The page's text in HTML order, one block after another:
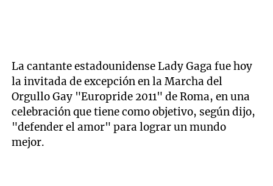
La cantante estadounidense Lady Gaga fue hoy
la invitada de excepción en la Marcha del
Orgullo Gay "Europride 2011" de Roma, en una
celebración que tiene como objetivo, según dijo,
"defender el amor" para lograr un mundo
mejor.